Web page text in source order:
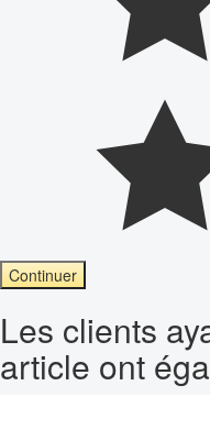
Continuer
Les clients
article ont